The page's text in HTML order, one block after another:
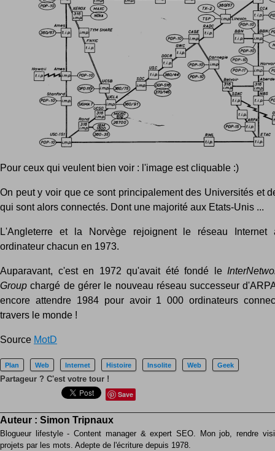
Pour ceux qui veulent bien voir : l'image est cliquable :)
On peut y voir que ce sont principalement des Universités et
qui sont alors connectés. Dont une majorité aux Etats-Unis ...
L'Angleterre et la Norvège rejoignent le réseau
ordinateur chacun en 1973.
Auparavant, c'est en 1972 qu'avait été fondé le
Group chargé de gérer le nouveau réseau successeur
encore attendre 1984 pour avoir 1 000 ordinateurs
travers le monde !
Source MotD
Plan Web Internet Histoire Insolite Web Geek
Partageur ? C'est votre tour !
Save
Auteur : Simon Tripnaux
Blogueur lifestyle - Content manager & expert SEO. Mon job, rendre
projets par les mots. Adepte de l'écriture depuis 1978.